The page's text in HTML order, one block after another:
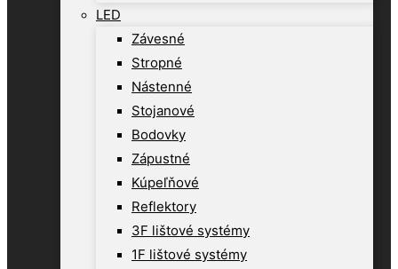
LED
Závesné
Stropné
Nástenné
Stojanové
Bodovky
Zápustné
Kúpeľňové
Reflektory
3F lištové systémy
1F lištové systémy